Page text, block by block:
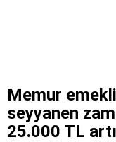
Memur
seyyanen
25.000 TL